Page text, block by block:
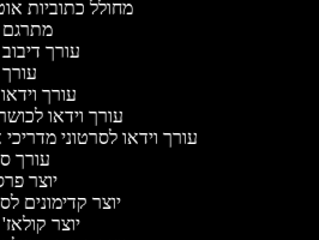
מחולל כתוביות
עורך
עורך
עורך וידאו
עורך וידאו לסרטוני
עורך
יוצר
יוצר קדימונים
יוצר